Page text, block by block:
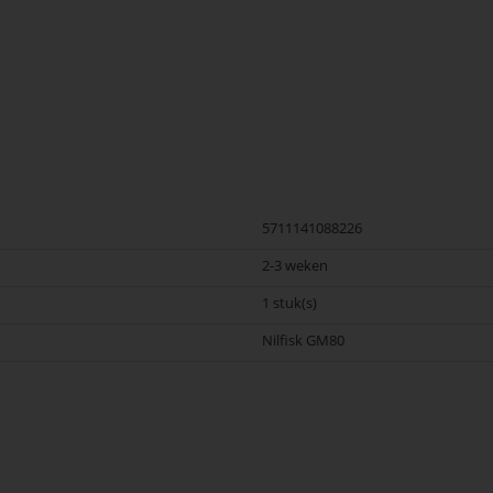
5711141088226
2-3 weken
1 stuk(s)
Nilfisk GM80